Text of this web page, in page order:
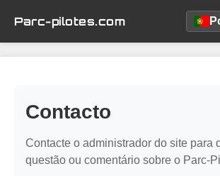
Parc-pilotes.com
Contacto
Contacte o administrador do site para
questão ou comentário sobre o Parc-